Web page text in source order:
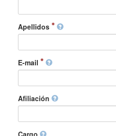
Apellidos
E-mail
Afiliación
Cargo